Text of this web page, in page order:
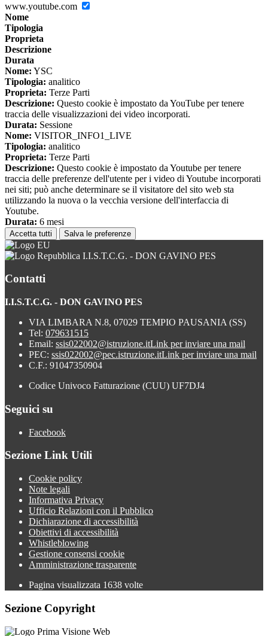
www.youtube.com
Nome
Tipologia
Proprieta
Descrizione
Durata
Nome: YSC
Tipologia: analitico
Proprieta: Terze Parti
Descrizione: Questo cookie è impostato da YouTube per tenere
traccia delle visualizzazioni dei video incorporati.
Durata: Sessione
Nome: VISITOR_INFO1_LIVE
Tipologia: analitico
Proprieta: Terze Parti
Descrizione: Questo cookie è impostato da Youtube per tenere
traccia delle preferenze dell'utente per i video di Youtube incorporati
nei siti; può anche determinare se il visitatore del sito web sta
utilizzando la nuova o la vecchia versione dell'interfaccia di
Youtube.
Durata: 6 mesi
Accetta tutti Salva le preferenze
I.I.S.T.C.G. - DON GAVINO PES
Contatti
I.I.S.T.C.G. - DON GAVINO PES
VIA LIMBARA N.8, 07029 TEMPIO PAUSANIA (SS)
Tel: 079631515
Email: ssis022002@istruzione.itLink per inviare una mail
PEC: ssis022002@pec.istruzione.itLink per inviare una mail
C.F.: 91047350904
Codice Univoco Fatturazione (CUU) UF7DJ4
Seguici su
Facebook
Sezione Link Utili
Cookie policy
Note legali
Informativa Privacy
Ufficio Relazioni con il Pubblico
Dichiarazione di accessibilità
Obiettivi di accessibilità
Whistleblowing
Gestione consensi cookie
Amministrazione trasparente
Pagina visualizzata 1638 volte
Sezione Copyright